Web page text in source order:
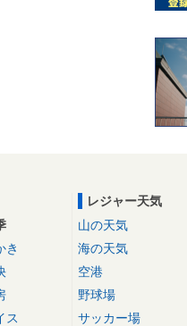
き
ス
レジャー天気
山の天気
海の天気
空港
野球場
サッカー場